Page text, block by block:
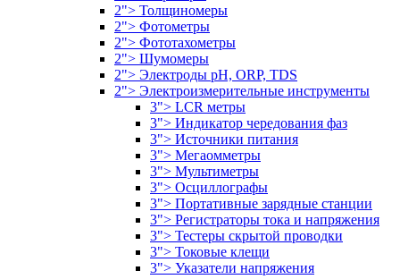
2"> Толщиномеры
2"> Фотометры
2"> Фототахометры
2"> Шумомеры
2"> Электроды pH, ORP, TDS
2"> Электроизмерительные инструменты
3"> LCR метры
3"> Индикатор чередования фаз
3"> Источники питания
3"> Мегаомметры
3"> Мультиметры
3"> Осциллографы
3"> Портативные зарядные станции
3"> Регистраторы тока и напряжения
3"> Тестеры скрытой проводки
3"> Токовые клещи
3"> Указатели напряжения